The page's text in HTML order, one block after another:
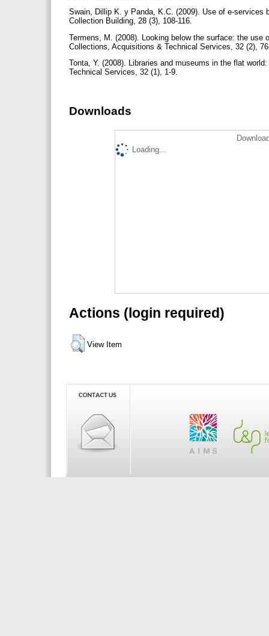
Swain, Dillip K. y Panda, K.C. (2009). Use of e-
Collection Building, 28 (3), 108-116.
Termens, M. (2008). Looking below the surface: the
Collections, Acquisitions & Technical Services, 32 (2),
Tonta, Y. (2008). Libraries and museums in the flat
Technical Services, 32 (1), 1-9.
Downloads
Loading...
Actions (login required)
View Item